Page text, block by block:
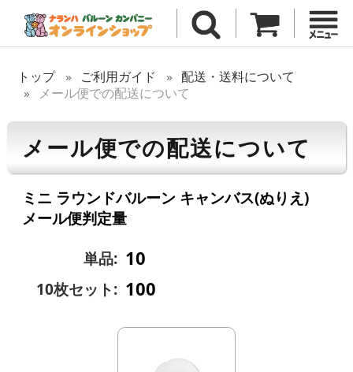
トップ ご利用ガイド
配送・送料について
メール便での配送について
メール便での配送について
ミニ ラウンドバルーン キャンバス(ぬりえ)
メール便判定量
単品: 10
10枚セット: 100